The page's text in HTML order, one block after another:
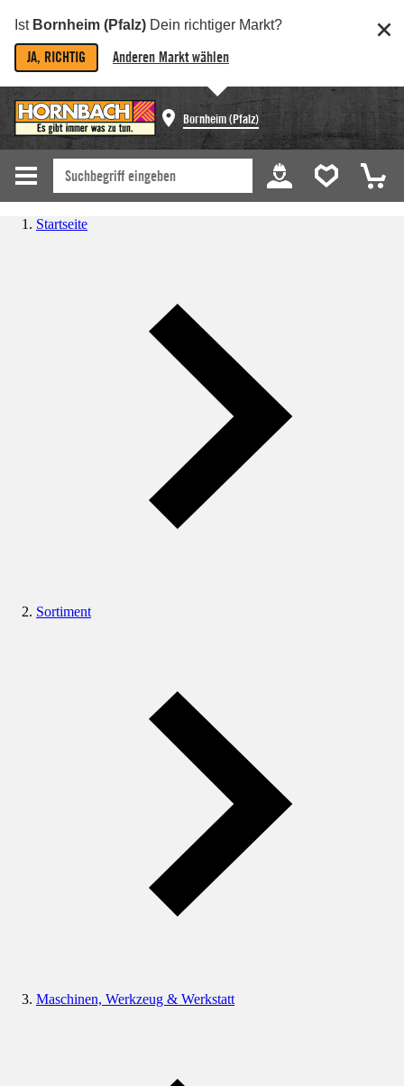
Ist Bornheim (Pfalz) Dein richtiger Markt?
JA, RICHTIG Anderen Markt wählen
Bornheim (Pfalz)
Startseite
Sortiment
Maschinen, Werkzeug & Werkstatt